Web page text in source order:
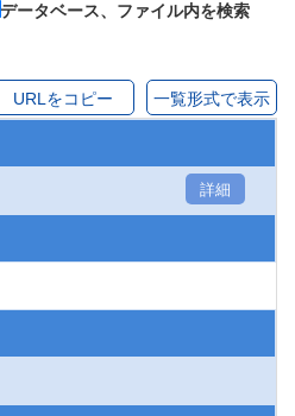
データベース、ファイル内を検索
URLをコピー 一覧形式で表示
詳細